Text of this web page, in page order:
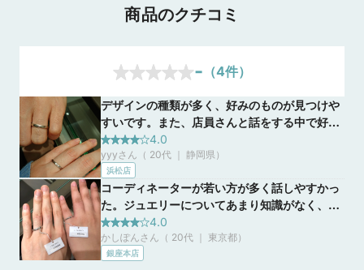
商品のクチコミ
- （4件）
デザインの種類が多く、好みのものが見つけや
すいです。また、店員さんと話をする中で好み
そうなものやおすすめをたくさん持ってきてく
れて、満足いくまで妥協せず指輪選びに付き
合ってくれました。細かい製造の話などもして
くれて、納得した上で購入することができまし
た。
4.0
yyyさん（ 20代 ｜ 静岡県）
浜松店
コーディネーターが若い方が多く話しやすかっ
た。ジュエリーについてあまり知識がなく、ど
んなものを選んだらいいのか0からのスタート
でしたが、こだわった方がいいポイントなどを
詳しく教えて頂くことが出来とても助かりまし
4.0
かしぽんさん（ 20代 ｜ 東京都）
銀座本店